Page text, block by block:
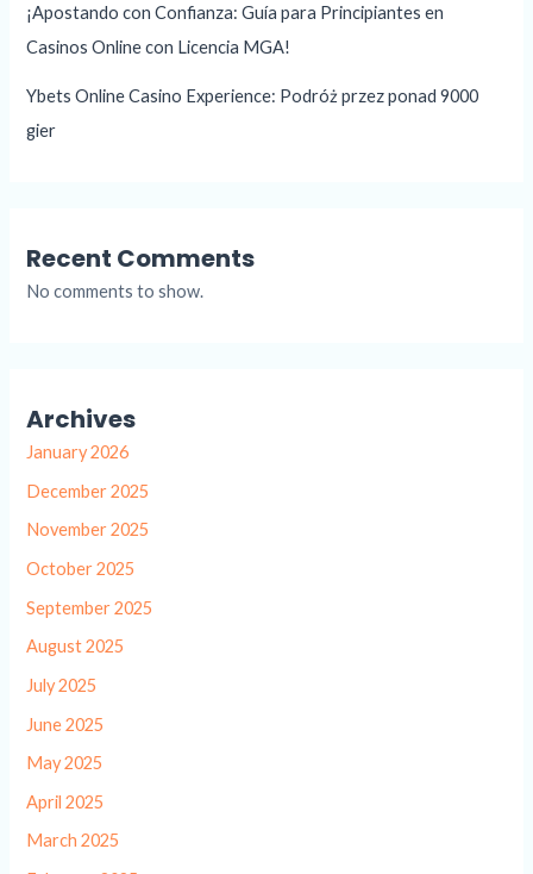
¡Apostando con Confianza: Guía para Principiantes en
Casinos Online con Licencia MGA!
Ybets Online Casino Experience: Podróż przez ponad 9000
gier
Recent Comments
No comments to show.
Archives
January 2026
December 2025
November 2025
October 2025
September 2025
August 2025
July 2025
June 2025
May 2025
April 2025
March 2025